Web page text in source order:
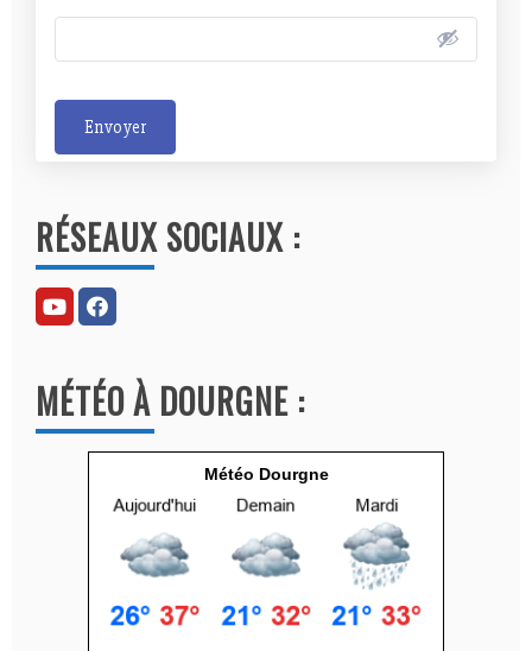
Envoyer
t
e
r
n
t
i
RÉSEAUX SOCIAUX :
MÉTÉO À DOURGNE :
Météo Dourgne